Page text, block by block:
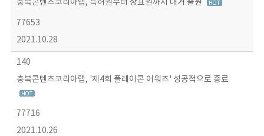
충북콘텐츠코리아랩, 특허권부터 상표권까지 대거 출원
77653
2021.10.28
140
충북콘텐츠코리아랩, '제4회 플레이콘 어워즈' 성공적으로 종료
77716
2021.10.26